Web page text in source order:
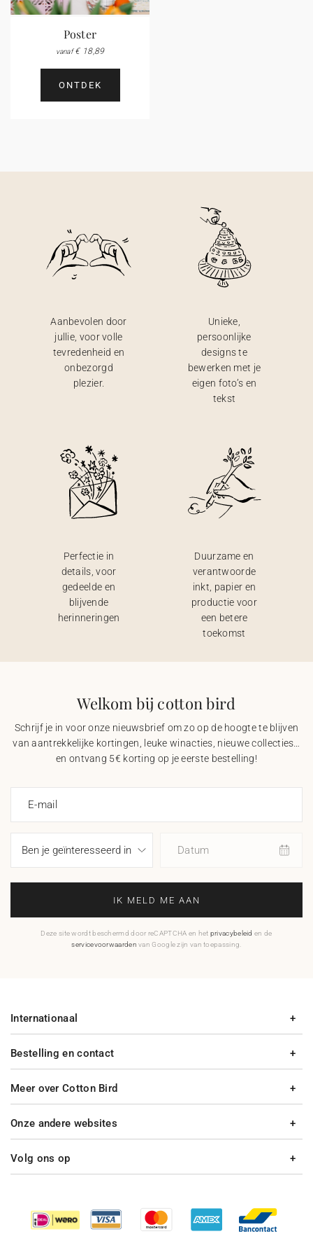
Poster
vanaf€ 18,89
ONTDEK
Aanbevolen door
jullie, voor volle
tevredenheid en
onbezorgd
plezier.
Unieke,
persoonlijke
designs te
bewerken met je
eigen foto’s en
tekst
Perfectie in
details, voor
gedeelde en
blijvende
herinneringen
Duurzame en
verantwoorde
inkt, papier en
productie voor
een betere
toekomst
Welkom bij cotton bird
Schrijf je in voor onze nieuwsbrief om zo op de hoogte te blijven
van aantrekkelijke kortingen, leuke winacties, nieuwe collecties…
en ontvang 5€ korting op je eerste bestelling!
E-mail
Datum
IK MELD ME AAN
Deze site wordt beschermd door reCAPTCHA en het privacybeleid en de
servicevoorwaarden van Google zijn van toepassing.
Bestelling en contact
Meer over Cotton Bird
Internationaal
Onze andere websites
Volg ons op